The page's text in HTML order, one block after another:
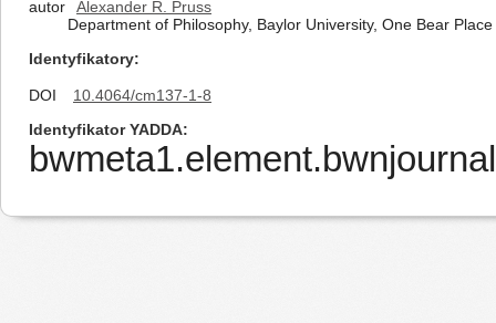
autor
Alexander R. Pruss
Department of Philosophy, Baylor University, One Bear
Identyfikatory
DOI
10.4064/cm137-1-8
Identyfikator YADDA